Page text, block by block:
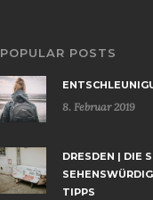
POPULAR POSTS
8. Februar 2019
DRESDEN | DIE
TIPPS